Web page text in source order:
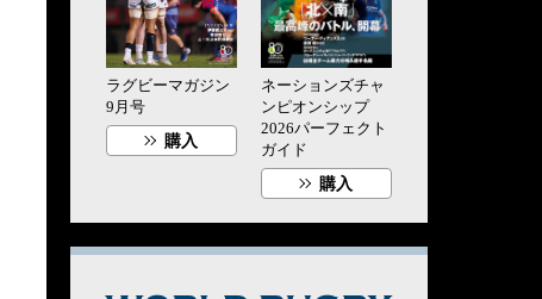
ラグビーマガジン
9月号
購入
ネーションズチャ
ンピオンシップ
2026パーフェクト
ガイド
購入